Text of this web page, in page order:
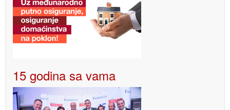
15 godina sa vama